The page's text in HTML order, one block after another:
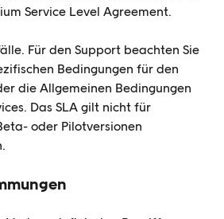
Service Level Agreement.
Für den Support beachten Sie
Bedingungen für den
die Allgemeinen Bedingungen
Das SLA gilt nicht für
oder Pilotversionen